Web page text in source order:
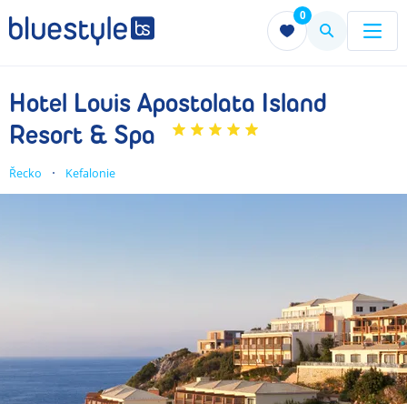
0
Menu Menu
Hotel Louis Apostolata Island
Resort & Spa
Řecko Kefalonie